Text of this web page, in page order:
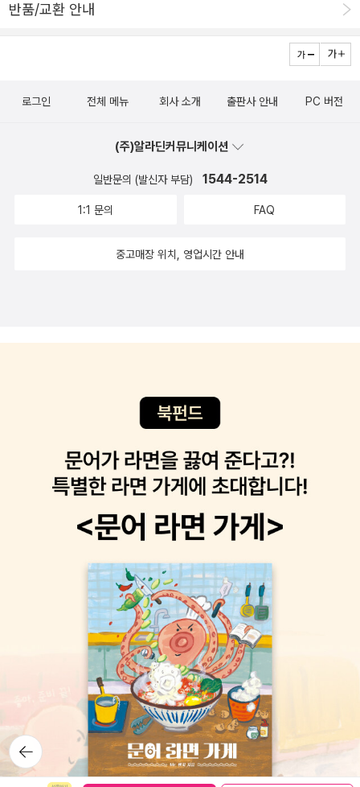
번개가 치고 비가 내리는 원리는 등과 같은 문제들이다. 노을에 관한
을 문제는 지금까지 수많은 사람이 관심을 가졌지만 신통치 못한 답
로 그 신통치 못한 답을 보완하려는 노력의 결과이다. ‘노을에 관한 물
적인 내용이 나오기는 한다. 하지만 곳곳에 들어 있는 개인적 에피소
드, 여행 이야기와 지은이가 직접 사진은 딱딱한 물리학을 부드럽게
시각, 조석력 등 수많은 것들이 함께 빚어내는 자연의 위대한 오케스
경이로움과 황홀함을 느끼는 사람이라면 한 번쯤 물리학적으로 바라
반품/교환 안내
뒤로가
기
로그인 전체 메뉴 회사 소개 출판사 안내 PC 버전
(주)알라딘커뮤니케이션
일반문의 (발신자 부담) 1544-2514
1:1 문의 FAQ
중고매장 위치, 영업시간 안내